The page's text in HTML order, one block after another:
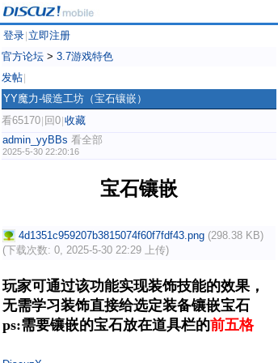
登录 立即注册
官方论坛 > 3.7游戏特色
发帖
YY魔力-锻造工坊（宝石镶嵌）
看65170 回0 收藏
admin_yyBBs 看全部
2025-5-30 22:20:16
宝石镶嵌
4d1351c959207b3815074f60f7fdf43.png (298.38 KB)
(下载次数: 0, 2025-5-30 22:29 上传)
玩家可通过该功能实现装饰技能的效果，
无需学习装饰直接给选定装备镶嵌宝石
ps:需要镶嵌的宝石放在道具栏的前五格